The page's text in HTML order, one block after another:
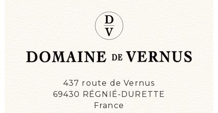
437 route de Vernus
69430 RÉGNIÉ-DURETTE
France